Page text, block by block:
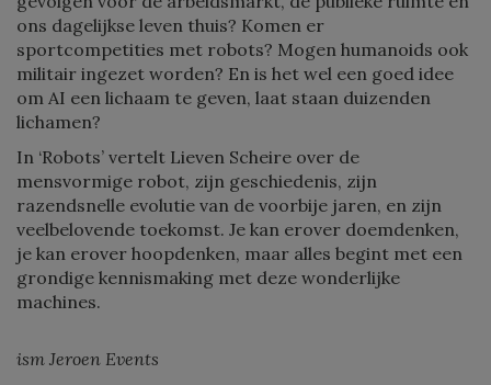
ons dagelijkse leven thuis? Komen er
sportcompetities met robots? Mogen humanoids ook
militair ingezet worden? En is het wel een goed idee
om AI een lichaam te geven, laat staan duizenden
lichamen?
In ‘Robots’ vertelt Lieven Scheire over de
mensvormige robot, zijn geschiedenis, zijn
razendsnelle evolutie van de voorbije jaren, en zijn
veelbelovende toekomst. Je kan erover doemdenken,
je kan erover hoopdenken, maar alles begint met een
grondige kennismaking met deze wonderlijke
machines.
ism Jeroen Events